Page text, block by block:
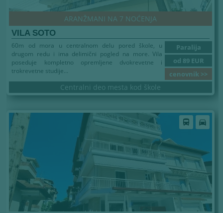
ARANŽMANI NA 7 NOĆENJA
VILA SOTO
Paralija
od 89 EUR
cenovnik >>
60m od mora u centralnom delu pored škole, u
drugom redu i ima delimični pogled na more. Vila
poseduje kompletno opremljene dvokrevetne i
trokrevetne studije...
Centralni deo mesta kod škole
Leto 2026 directions_bus directions_car